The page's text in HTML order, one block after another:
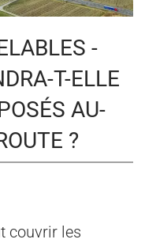
-
T-ELLE
AU-
?
couvrir les